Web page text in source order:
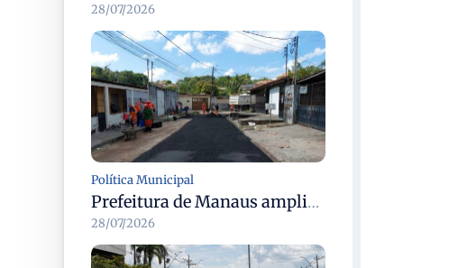
28/07/2026
Política Municipal
Prefeitura de Manaus amplia recuperação asfáltica na rua Araci para melhorar mobilidade e segurança
28/07/2026